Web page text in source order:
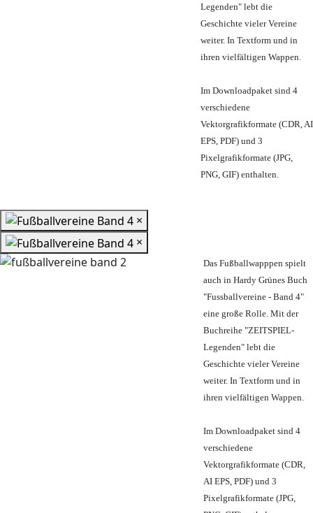
Legenden" lebt die
Geschichte vieler Vereine
weiter. In Textform und in
ihren vielfältigen Wappen.
Im Downloadpaket sind 4
verschiedene
Vektorgrafikformate (CDR, AI
EPS, PDF) und 3
Pixelgrafikformate (JPG,
PNG, GIF) enthalten.
×
×
Das Fußballwapppen spielt
auch in Hardy Grünes Buch
"Fussballvereine - Band 4"
eine große Rolle. Mit der
Buchreihe "ZEITSPIEL-
Legenden" lebt die
Geschichte vieler Vereine
weiter. In Textform und in
ihren vielfältigen Wappen.
Im Downloadpaket sind 4
verschiedene
Vektorgrafikformate (CDR,
AI EPS, PDF) und 3
Pixelgrafikformate (JPG,